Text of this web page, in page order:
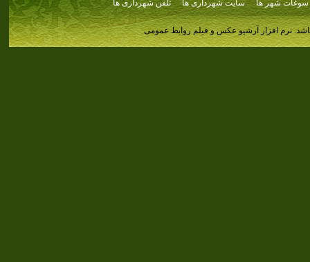
سوغات شهر ها سایت شهرداری ها تلفن شهرداری ها
نرم افزار آرشیو عکس و فیلم روابط عمومی